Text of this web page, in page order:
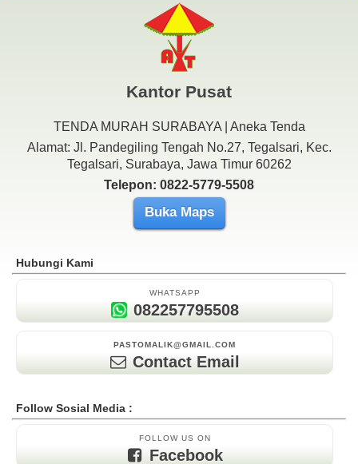
Kantor Pusat
TENDA MURAH SURABAYA | Aneka Tenda
Alamat: Jl. Pandegiling Tengah No.27, Tegalsari, Kec.
Tegalsari, Surabaya, Jawa Timur 60262
Telepon: 0822-5779-5508
Buka Maps
Hubungi Kami
WHATSAPP
082257795508
PASTOMALIK@GMAIL.COM
Contact Email
Follow Sosial Media :
FOLLOW US ON
Facebook